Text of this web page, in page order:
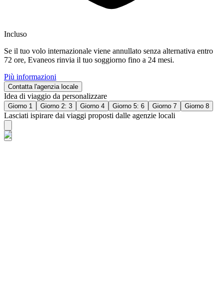
Incluso
Se il tuo volo internazionale viene annullato senza alternativa entro
72 ore, Evaneos rinvia il tuo soggiorno fino a 24 mesi.
Più informazioni
Contatta l'agenzia locale
Idea di viaggio da personalizzare
Giorno 1 Giorno 2: 3 Giorno 4 Giorno 5: 6 Giorno 7 Giorno 8
Lasciati ispirare dai viaggi proposti dalle agenzie locali